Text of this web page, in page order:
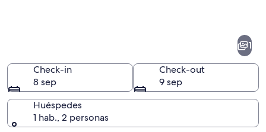
Mar
1
Check-in
8 sep
Check-out
9 sep
Huéspedes
1 hab., 2 personas